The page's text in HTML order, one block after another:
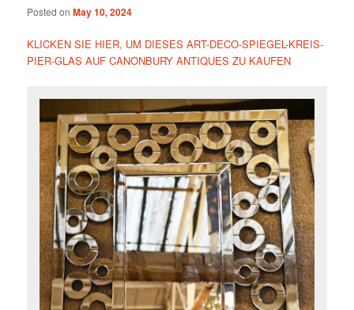
Posted onMay 10, 2024
KLICKEN SIE HIER, UM DIESES ART-DECO-SPIEGEL-KREIS-
PIER-GLAS AUF CANONBURY ANTIQUES ZU KAUFEN